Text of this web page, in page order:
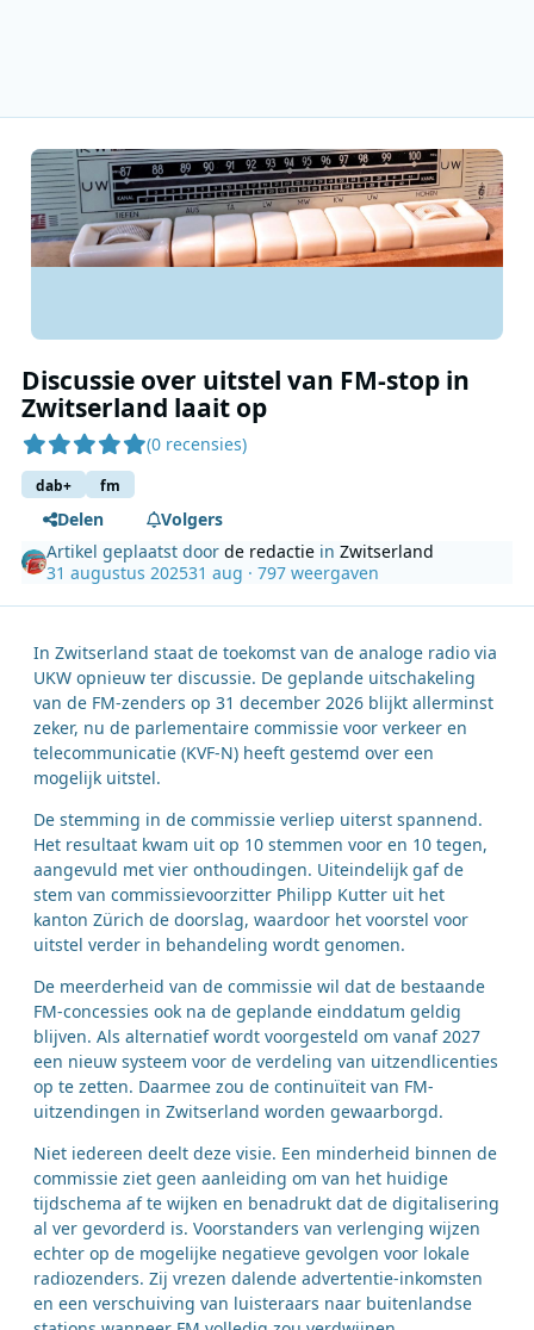
Discussie over uitstel van FM-stop in
Zwitserland laait op
(0 recensies)
dab+ fm
Delen
Volgers
Artikel geplaatst doorde redactie inZwitserland
31 augustus 202531 aug · 797 weergaven
In Zwitserland staat de toekomst van de analoge radio via
UKW opnieuw ter discussie. De geplande uitschakeling
van de FM-zenders op 31 december 2026 blijkt allerminst
zeker, nu de parlementaire commissie voor verkeer en
telecommunicatie (KVF-N) heeft gestemd over een
mogelijk uitstel.
De stemming in de commissie verliep uiterst spannend.
Het resultaat kwam uit op 10 stemmen voor en 10 tegen,
aangevuld met vier onthoudingen. Uiteindelijk gaf de
stem van commissievoorzitter Philipp Kutter uit het
kanton Zürich de doorslag, waardoor het voorstel voor
uitstel verder in behandeling wordt genomen.
De meerderheid van de commissie wil dat de bestaande
FM-concessies ook na de geplande einddatum geldig
blijven. Als alternatief wordt voorgesteld om vanaf 2027
een nieuw systeem voor de verdeling van uitzendlicenties
op te zetten. Daarmee zou de continuïteit van FM-
uitzendingen in Zwitserland worden gewaarborgd.
Niet iedereen deelt deze visie. Een minderheid binnen de
commissie ziet geen aanleiding om van het huidige
tijdschema af te wijken en benadrukt dat de digitalisering
al ver gevorderd is. Voorstanders van verlenging wijzen
echter op de mogelijke negatieve gevolgen voor lokale
radiozenders. Zij vrezen dalende advertentie-inkomsten
en een verschuiving van luisteraars naar buitenlandse